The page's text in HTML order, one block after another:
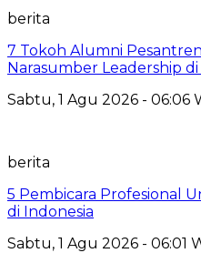
berita
7 Tokoh Alumni
Narasumber Leadership
Sabtu, 1 Agu 2026 - 06:06
berita
5 Pembicara Profesional
di Indonesia
Sabtu, 1 Agu 2026 - 06:01